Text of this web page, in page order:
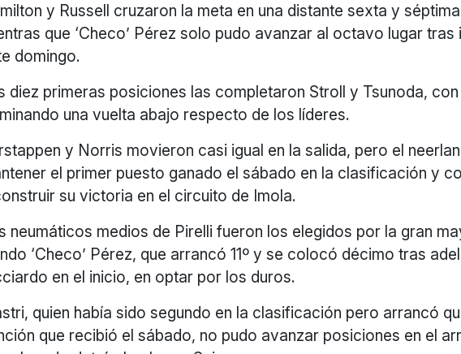
y Russell cruzaron la meta en una distante sexta y
que ‘Checo’ Pérez solo pudo avanzar al octavo lugar tras
domingo.
diez primeras posiciones las completaron Stroll y Tsunoda,
una vuelta abajo respecto de los líderes.
y Norris movieron casi igual en la salida, pero el
el primer puesto ganado el sábado en la clasificación y
su victoria en el circuito de Imola.
neumáticos medios de Pirelli fueron los elegidos por la gran
‘Checo’ Pérez, que arrancó 11º y se colocó décimo tras
en el inicio, en optar por los duros.
quien había sido segundo en la clasificación pero arrancó
que recibió el sábado, no pudo avanzar posiciones en el